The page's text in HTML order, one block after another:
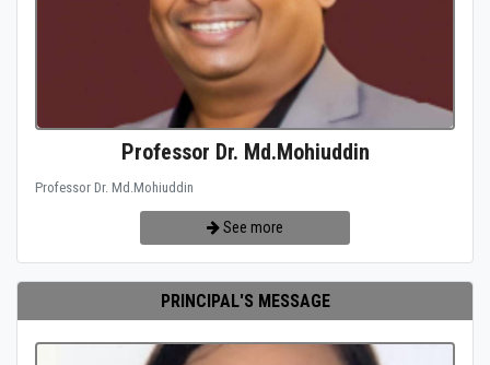
Professor Dr. Md.Mohiuddin
Professor Dr. Md.Mohiuddin
See more
PRINCIPAL'S MESSAGE